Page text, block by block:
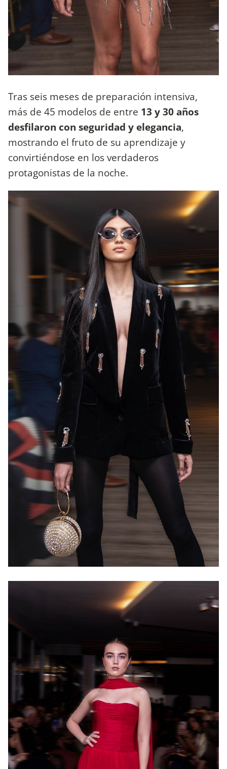
Tras seis meses de preparación intensiva,
más de 45 modelos de entre 13 y 30 años
desfilaron con seguridad y elegancia,
mostrando el fruto de su aprendizaje y
convirtiéndose en los verdaderos
protagonistas de la noche.